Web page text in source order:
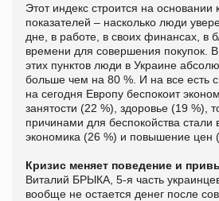
Этот индекс строится на основании
показателей – насколько люди
дне, в работе, в своих финансах, в
времени для совершения покупок.
этих пунктов люди в Украине
больше чем на 80 %. И на все есть
на сегодня Европу беспокоит
занятости (22 %), здоровье (19 %),
причинами для беспокойства стали
экономика (26 %) и повышение цен
Кризис меняет поведение и
Виталий БРЫКА, 5-я часть
вообще не остается денег после